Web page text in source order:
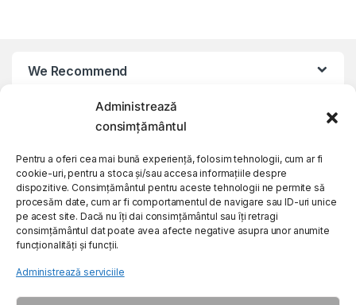
Administrează
consimțământul
Pentru a oferi cea mai bună experiență, folosim tehnologii, cum ar fi
cookie-uri, pentru a stoca și/sau accesa informațiile despre
dispozitive. Consimțământul pentru aceste tehnologii ne permite să
procesăm date, cum ar fi comportamentul de navigare sau ID-uri unice
pe acest site. Dacă nu îți dai consimțământul sau îți retragi
consimțământul dat poate avea afecte negative asupra unor anumite
funcționalități și funcții.
Administrează serviciile
We Recommend
Customer Care
About Us